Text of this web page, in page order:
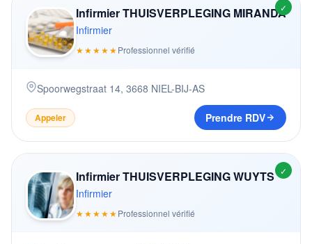
✓
Infirmier THUISVERPLEGING MIRANDA
Infirmier
★★★★★Professionnel vérifié
Spoorwegstraat 14, 3668 NIEL-BIJ-AS
Appeler Prendre RDV
✓
Infirmier THUISVERPLEGING WUYTS
Infirmier
★★★★★Professionnel vérifié